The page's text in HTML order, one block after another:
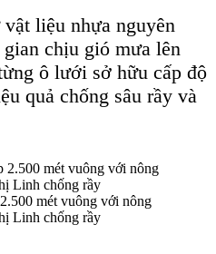
liệu nhựa nguyên
chịu gió mưa lên
ô lưới sở hữu cấp độ
quả chống sâu rầy và
mét vuông với nông
Linh chống rầy